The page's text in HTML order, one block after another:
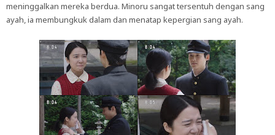
meninggalkan mereka berdua. Minoru sangat tersentuh dengan sang
ayah, ia membungkuk dalam dan menatap kepergian sang ayah.